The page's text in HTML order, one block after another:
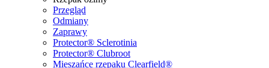
Przegląd
Odmiany
Zaprawy
Protector® Sclerotinia
Protector® Clubroot
Mieszańce rzepaku Clearfield®